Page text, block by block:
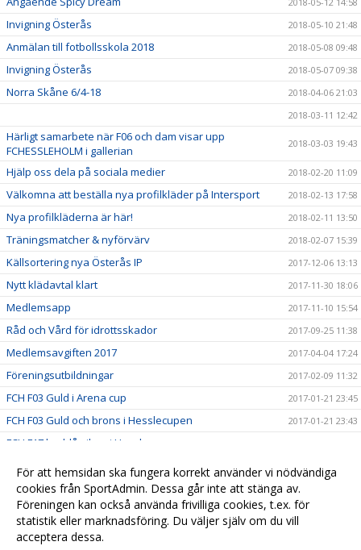
Invigning Österås 2018-05-10 21:48
Anmälan till fotbollsskola 2018 2018-05-08 09:48
Invigning Österås 2018-05-07 09:38
Norra Skåne 6/4-18
2018-04-06 21:03
2018-03-11 12:42
Härligt samarbete när F06 och dam visar upp
FCHESSLEHOLM i gallerian
2018-03-03 19:43
Hjälp oss dela på sociala medier 2018-02-20 11:09
Välkomna att beställa nya profilkläder på Intersport 2018-02-13 17:58
Nya profilkläderna är här! 2018-02-11 13:50
Träningsmatcher & nyförvärv 2018-02-07 15:39
Källsortering nya Österås IP 2017-12-06 13:13
Nytt klädavtal klart 2017-11-30 18:06
Medlemsapp 2017-11-10 15:54
Råd och Vård för idrottsskador 2017-09-25 11:38
Medlemsavgiften 2017 2017-04-04 17:24
Föreningsutbildningar 2017-02-09 11:32
FCH F03 Guld i Arena cup 2017-01-21 23:45
FCH F03 Guld och brons i Hesslecupen 2017-01-21 23:43
FCH F17 lag blå silver i Hesslecupen
Nilla Fors på landslagsläger 2016-10-31 10:41
F02 vann Asarum Höstcup 2015-10-16 06:34
Synka kalender 2015-03-02 21:51
För att hemsidan ska fungera korrekt använder vi nödvändiga
cookies från SportAdmin. Dessa går inte att stänga av.
Föreningen kan också använda frivilliga cookies, t.ex. för
statistik eller marknadsföring. Du väljer själv om du vill
acceptera dessa.